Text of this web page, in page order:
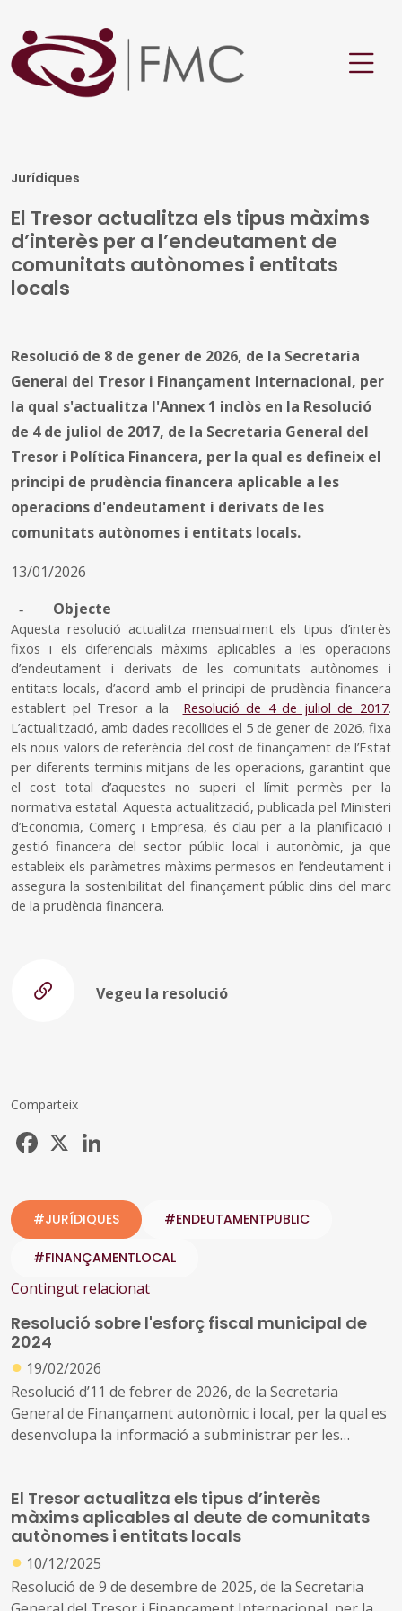
Jurídiques
El Tresor actualitza els tipus màxims
d’interès per a l’endeutament de
comunitats autònomes i entitats
locals
Resolució de 8 de gener de 2026, de la Secretaria
General del Tresor i Finançament Internacional, per
la qual s'actualitza l'Annex 1 inclòs en la Resolució
de 4 de juliol de 2017, de la Secretaria General del
Tresor i Política Financera, per la qual es defineix el
principi de prudència financera aplicable a les
operacions d'endeutament i derivats de les
comunitats autònomes i entitats locals.
13/01/2026
- Objecte
Aquesta resolució actualitza mensualment els tipus d’interès
fixos i els diferencials màxims aplicables a les operacions
d’endeutament i derivats de les comunitats autònomes i
entitats locals, d’acord amb el principi de prudència financera
establert pel Tresor a la
Resolució de 4 de juliol de 2017.
L’actualització, amb dades recollides el 5 de gener de 2026, fixa
els nous valors de referència del cost de finançament de l’Estat
per diferents terminis mitjans de les operacions, garantint que
el cost total d’aquestes no superi el límit permès per la
normativa estatal. Aquesta actualització, publicada pel Ministeri
d’Economia, Comerç i Empresa, és clau per a la planificació i
gestió financera del sector públic local i autonòmic, ja que
estableix els paràmetres màxims permesos en l’endeutament i
assegura la sostenibilitat del finançament públic dins del marc
de la prudència financera.
Vegeu la resolució
Comparteix
Facebook
#JURÍDIQUES #ENDEUTAMENTPUBLIC
#FINANÇAMENTLOCAL
Contingut relacionat
Resolució sobre l'esforç fiscal municipal de
2024
● 19/02/2026
Resolució d’11 de febrer de 2026, de la Secretaria
General de Finançament autonòmic i local, per la qual es
desenvolupa la informació a subministrar per les
Hisenda.
El Tresor actualitza els tipus d’interès
màxims aplicables al deute de comunitats
autònomes i entitats locals
● 10/12/2025
Resolució de 9 de desembre de 2025, de la Secretaria